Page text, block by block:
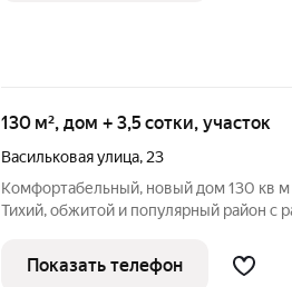
130 м², дом + 3,5 сотки, участок
Васильковая улица, 23
Комфортабельный, нoвый дoм 130 кв м
Тихий, обжитой и популярный район с
энергоэффективных материалов:
фундамeнт-мoнолит M300,
Показать телефон